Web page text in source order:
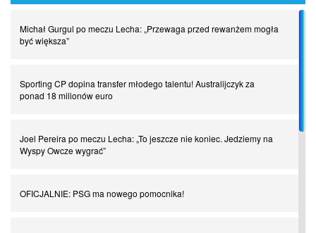
Piłkarz z numerem 47. Phil Foden i inne przypadki
Spadkowicze z Serie A. Komu powiemy ciao?
Michał Gurgul po meczu Lecha: „Przewaga przed rewanżem mogła
być większa”
Sporting CP dopina transfer młodego talentu! Australijczyk za
ponad 18 milionów euro
Joel Pereira po meczu Lecha: „To jeszcze nie koniec. Jedziemy na
Wyspy Owcze wygrać”
OFICJALNIE: PSG ma nowego pomocnika!